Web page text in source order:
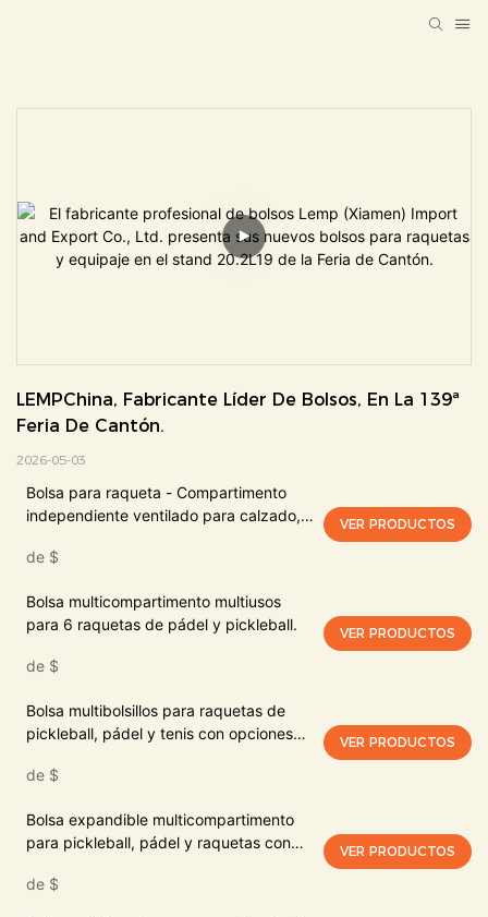
LEMPChina, Fabricante Líder De Bolsos, En La 139ª
Feria De Cantón.
2026-05-03
Bolsa para raqueta - Compartimento
independiente ventilado para calzado,
múltiples bolsillos
de $
VER PRODUCTOS
Bolsa multicompartimento multiusos
para 6 raquetas de pádel y pickleball.
de $
VER PRODUCTOS
Bolsa multibolsillos para raquetas de
pickleball, pádel y tenis con opciones
de $
VER PRODUCTOS
Bolsa expandible multicompartimento
para pickleball, pádel y raquetas con
de $
VER PRODUCTOS